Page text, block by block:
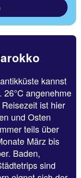
kannst
angenehme
ist hier
und Osten
teils über
März bis
Baden,
sind